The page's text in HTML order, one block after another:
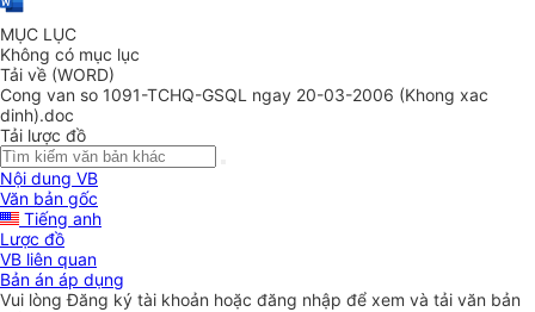
MỤC LỤC
Không có mục lục
Tải về (WORD)
Cong van so 1091-TCHQ-GSQL ngay 20-03-2006 (Khong xac
dinh).doc
Tải lược đồ
Nội dung VB
Văn bản gốc
Tiếng anh
Lược đồ
VB liên quan
Bản án áp dụng
Vui lòngĐăng ký tài khoản hoặc đăng nhập để xem và tải văn bản